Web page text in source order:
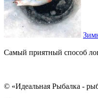
Самый приятный способ
© «Идеальная Рыбалка -